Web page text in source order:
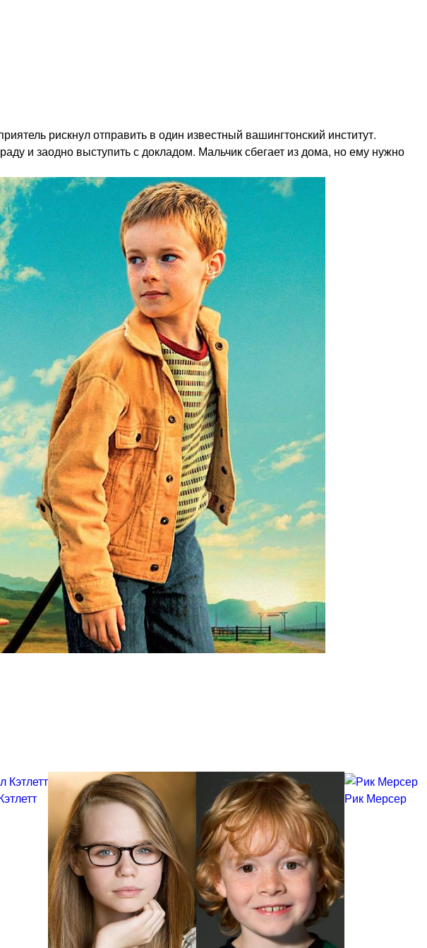
рискнул отправить в один известный вашингтонский институт.
и заодно выступить с докладом. Мальчик сбегает из дома, но ему нужно
Рик Мерсер